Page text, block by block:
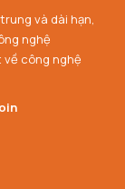
và dài hạn,
nghệ
công nghệ